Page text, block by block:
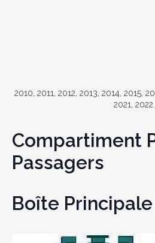
2010, 2011, 2012, 2013, 2014, 2015,
2021, 2022.
Compartiment
Passagers
Boîte Principale